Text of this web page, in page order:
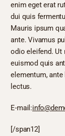
enim eget erat
dui quis
Mauris ipsum
ante. Vivamus
odio eleifend. Ut
euismod quis
elementum,
lectus.
E-mail:
[/span12]